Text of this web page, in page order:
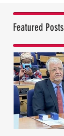
Featured Posts